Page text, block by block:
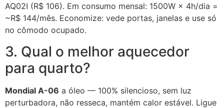
AQ02I (R$ 106). Em consumo mensal: 1500W × 4h/dia =
~R$ 144/mês. Economize: vede portas, janelas e use só
no cômodo ocupado.
3. Qual o melhor aquecedor
para quarto?
Mondial A-06 a óleo — 100% silencioso, sem luz
perturbadora, não resseca, mantém calor estável. Ligue